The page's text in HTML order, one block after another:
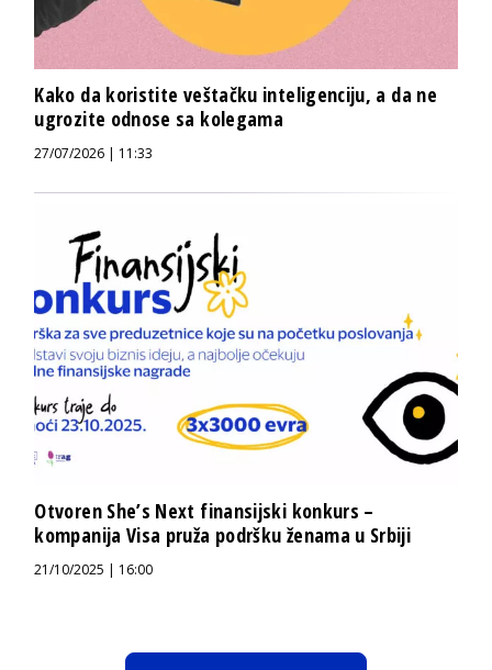
Kako da koristite veštačku inteligenciju, a da ne
ugrozite odnose sa kolegama
27/07/2026 | 11:33
Otvoren She’s Next finansijski konkurs –
kompanija Visa pruža podršku ženama u Srbiji
21/10/2025 | 16:00